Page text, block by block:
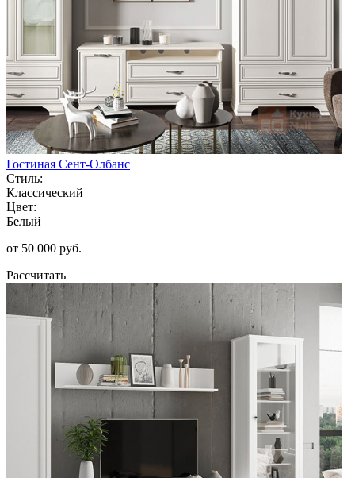
Гостиная Сент-Олбанс
Стиль:
Классический
Цвет:
Белый
от 50 000 руб.
Рассчитать